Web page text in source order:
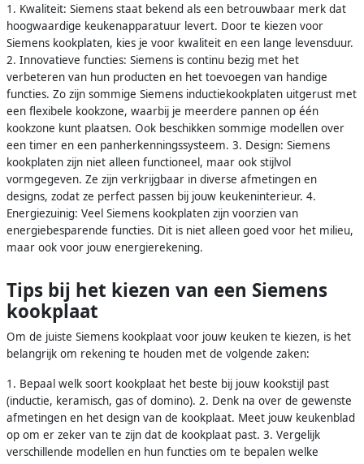
1. Kwaliteit: Siemens staat bekend als een betrouwbaar merk dat
hoogwaardige keukenapparatuur levert. Door te kiezen voor
Siemens kookplaten, kies je voor kwaliteit en een lange levensduur.
2. Innovatieve functies: Siemens is continu bezig met het
verbeteren van hun producten en het toevoegen van handige
functies. Zo zijn sommige Siemens inductiekookplaten uitgerust met
een flexibele kookzone, waarbij je meerdere pannen op één
kookzone kunt plaatsen. Ook beschikken sommige modellen over
een timer en een panherkenningssysteem. 3. Design: Siemens
kookplaten zijn niet alleen functioneel, maar ook stijlvol
vormgegeven. Ze zijn verkrijgbaar in diverse afmetingen en
designs, zodat ze perfect passen bij jouw keukeninterieur. 4.
Energiezuinig: Veel Siemens kookplaten zijn voorzien van
energiebesparende functies. Dit is niet alleen goed voor het milieu,
maar ook voor jouw energierekening.
Tips bij het kiezen van een Siemens
kookplaat
Om de juiste Siemens kookplaat voor jouw keuken te kiezen, is het
belangrijk om rekening te houden met de volgende zaken:
1. Bepaal welk soort kookplaat het beste bij jouw kookstijl past
(inductie, keramisch, gas of domino). 2. Denk na over de gewenste
afmetingen en het design van de kookplaat. Meet jouw keukenblad
op om er zeker van te zijn dat de kookplaat past. 3. Vergelijk
verschillende modellen en hun functies om te bepalen welke